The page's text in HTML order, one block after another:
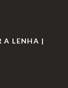
A LENHA |